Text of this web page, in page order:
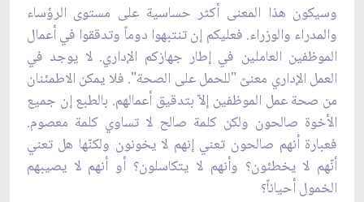
وسيكون هذا المعنى أكثر حساسية على مستوى الرؤساء
والمدراء والوزراء. فعليكم إن تنتبهوا دوماً وتدققوا في أعمال
الموظفين العاملين في إطار جهازكم الإداري. لا يوجد في
العمل الإداري معنىً "للحمل على الصحة". فلا يمكن الاطمئنان
من صحة عمل الموظفين إلاّ بتدقيق أعمالهم. بالطبع إن جميع
الأخوة صالحون ولكن كلمة صالح لا تساوي كلمة معصوم.
فعبارة أنهم صالحون تعني إنهم لا يخونون ولكنّها هل تعني
أنّهم لا يخطئون؟ وأنهم لا يتكاسلون؟ أو أنهم لا يصيبهم
الخمول أحياناً؟